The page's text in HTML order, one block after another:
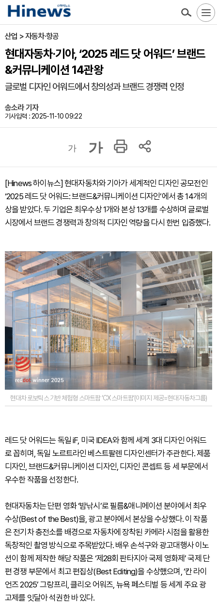
산업 > 자동차·항공
현대자동차·기아, ‘2025 레드 닷 어워드’ 브랜드
&커뮤니케이션 14관왕
글로벌 디자인 어워드에서 창의성과 브랜드 경쟁력 인정
송소라 기자
기사입력 : 2025-11-10 09:22
가 가
[Hinews 하이뉴스] 현대자동차와 기아가 세계적인 디자인 공모전인
‘2025 레드 닷 어워드: 브랜드&커뮤니케이션 디자인’에서 총 14개의
상을 받았다. 두 기업은 최우수상 1개와 본상 13개를 수상하며 글로벌
시장에서 브랜드 경쟁력과 창의적 디자인 역량을 다시 한번 입증했다.
현대차 로보틱스 기반 체험형 스마트팜 ‘CX 스마트팜’(이미지 제공=현대자동차그룹)
레드 닷 어워드는 독일 iF, 미국 IDEA와 함께 세계 3대 디자인 어워드
로 꼽히며, 독일 노르트라인 베스트팔렌 디자인센터가 주관한다. 제품
디자인, 브랜드&커뮤니케이션 디자인, 디자인 콘셉트 등 세 부문에서
우수한 작품을 선정한다.
현대자동차는 단편 영화 ‘밤낚시’로 필름&애니메이션 분야에서 최우
수상(Best of the Best)을, 광고 분야에서 본상을 수상했다. 이 작품
은 전기차 충전소를 배경으로 자동차에 장착된 카메라 시점을 활용한
독창적인 촬영 방식으로 주목받았다. 배우 손석구와 광고대행사 이노
션이 함께 제작한 해당 작품은 ‘제28회 판타지아 국제 영화제’ 국제 단
편 경쟁 부문에서 최고 편집상(Best Editing)을 수상했으며, ‘칸 라이
언즈 2025’ 그랑프리, 클리오 어워즈, 뉴욕 페스티벌 등 세계 주요 광
고제를 잇달아 석권한 바 있다.